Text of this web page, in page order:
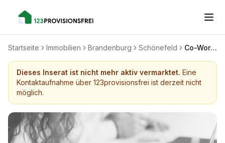
Startseite Immobilien Brandenburg Schönefeld Co-Working Büro mit 240% Gewerbesteuerhebesatz
Dieses Inserat ist nicht mehr aktiv vermarktet. Eine
Kontaktaufnahme über 123provisionsfrei ist derzeit nicht
möglich.